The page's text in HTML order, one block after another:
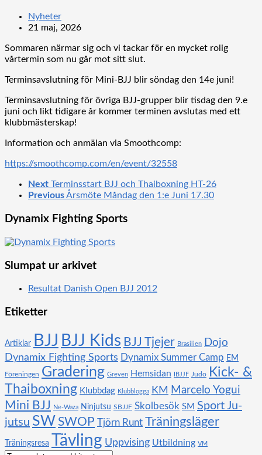
Nyheter
21 maj, 2026
Sommaren närmar sig och vi tackar för en mycket rolig
vårtermin som nu går mot sitt slut.
Terminsavslutning för Mini-BJJ blir söndag den 14e juni!
Terminsavslutning för övriga BJJ-grupper blir tisdag den 9.e
juni och likt tidigare år kommer terminen avslutas med ett
klubbmästerskap!
Information och anmälan via Smoothcomp:
https://smoothcomp.com/en/event/32558
Next Terminsstart BJJ och Thaiboxning HT-26
PreviousÅrsmöte Måndag den 1:e Juni 17.30
Dynamix Fighting Sports
Slumpat ur arkivet
Resultat Danish Open BJJ 2012
Etiketter
Artiklar BJJ BJJ Kids BJJ Tjejer Brasilien Dojo
Dynamix Fighting Sports Dynamix Summer Camp EM
Föreningen Gradering Greven Hemsidan IBJJF Judo
Kick- &
Thaiboxning Klubbdag Klubblogga KM Marcelo Yogui
Mini BJJ Ne-Waza Ninjutsu SBJJF Skolbesök SM Sport Ju-
jutsu SW SWOP Tjörn Runt Träningsläger
Träningsresa Tävling Uppvising Utbildning VM